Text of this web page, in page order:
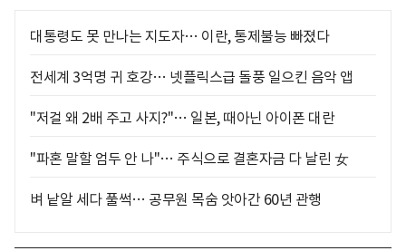
대통령도 못 만나는 지도자… 이란, 통제불능 빠졌다
전세계 3억명 귀 호강… 넷플릭스급 돌풍 일으킨 음악 앱
"저걸 왜 2배 주고 사지?"… 일본, 때아닌 아이폰 대란
"파혼 말할 엄두 안 나"… 주식으로 결혼자금 다 날린 女
벼 낱알 세다 풀썩… 공무원 목숨 앗아간 60년 관행